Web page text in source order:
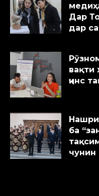
Дар
дар
вақти
ҷинс
ба